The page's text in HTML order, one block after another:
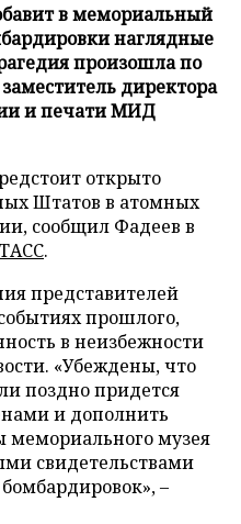
в мемориальный
наглядные
произошла по
директора
и печати МИД
открыто
Штатов в атомных
сообщил Фадеев в
ТАСС.
представителей
прошлого,
в неизбежности
«Убеждены, что
поздно придется
и дополнить
мемориального музея
свидетельствами
–